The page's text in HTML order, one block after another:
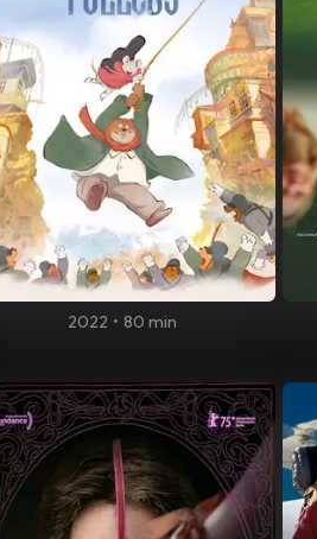
2022 • 80 min